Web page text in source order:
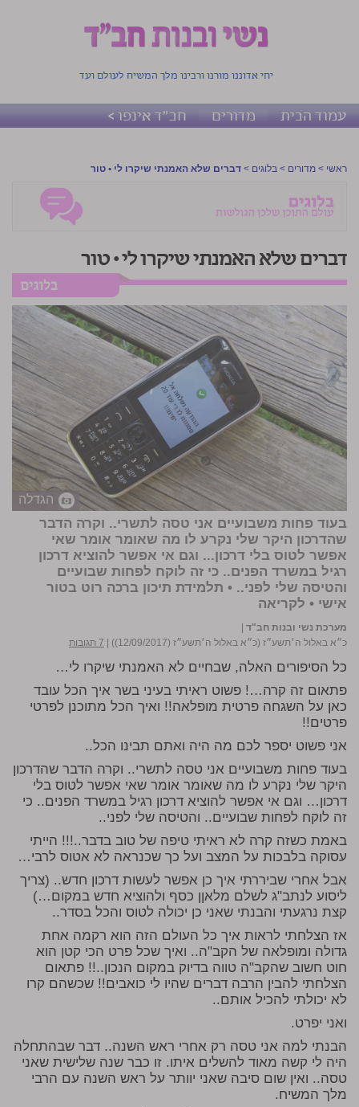
יחי אדוננו מורנו ורבינו מלך המשיח לעולם ועד
עמוד הבית מדורים חב"ד אינפו >
ראשי > מדורים > בלוגים > דברים שלא האמנתי שיקרו לי • טור
דברים שלא האמנתי שיקרו לי • טור
הגדלה
בעוד פחות משבועיים אני טסה לתשרי.. וקרה הדבר
שהדרכון היקר שלי נקרע לו מה שאומר אומר שאי
אפשר לטוס בלי דרכון... וגם אי אפשר להוציא דרכון
רגיל במשרד הפנים.. כי זה לוקח לפחות שבועיים
והטיסה שלי לפני.. • תלמידת תיכון ברכה רוט בטור
אישי • לקריאה
מערכת נשי ובנות חב"ד
כ״א באלול ה׳תשע״ז (כ״א באלול ה׳תשע״ז (12/09/2017))
7 תגובות
כל הסיפורים האלה, שבחיים לא האמנתי שיקרו לי…
פתאום זה קרה…! פשוט ראיתי בעיני בשר איך הכל עובד
כאן על השגחה פרטית מופלאה!! ואיך הכל מתוכנן לפרטי
פרטים!!
אני פשוט יספר לכם מה היה ואתם תבינו הכל..
בעוד פחות משבועיים אני טסה לתשרי.. וקרה הדבר שהדרכון
היקר שלי נקרע לו מה שאומר אומר שאי אפשר לטוס בלי
דרכון… וגם אי אפשר להוציא דרכון רגיל במשרד הפנים.. כי
זה לוקח לפחות שבועיים.. והטיסה שלי לפני..
באמת כשזה קרה לא ראיתי טיפה של טוב בדבר..!!! הייתי
עסוקה בלבכות על המצב ועל כך שכנראה לא אטוס לרבי…
אבל אחרי שביררתי איך כן אפשר לעשות דרכון חדש.. (צריך
ליסוע לנתב"ג לשלם מלאןן כסף ולהוציא חדש במקום…)
קצת נרגעתי והבנתי שאני כן יכולה לטוס והכל בסדר..
אז הצלחתי לראות איך כל העולם הזה הוא רקמה אחת
גדולה ומופלאה של הקב"ה.. ואיך שכל פרט הכי קטן הוא
חוט חשוב שהקב"ה טווה בדיוק במקום הנכון..!! פתאום
הצלחתי להבין הרבה דברים שהיו לי כואבים!! שכשהם קרו
לא יכולתי להכיל אותם..
ואני יפרט.
הבנתי למה אני טסה רק אחרי ראש השנה.. דבר שבהתחלה
היה לי קשה מאוד להשלים איתו. זו כבר שנה שלישית שאני
טסה.. ואין שום סיבה שאני יוותר על ראש השנה עם הרבי
מלך המשיח.